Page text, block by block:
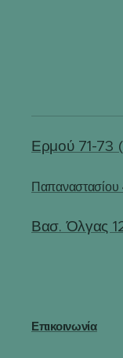
Ερμού 71-73
Παπαναστασίου
Βασ. Όλγας
Επικοινωνία